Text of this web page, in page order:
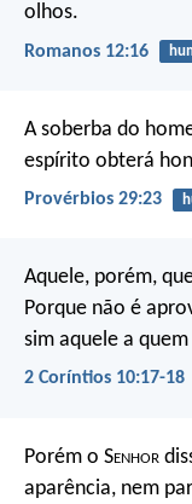
olhos.
Romanos 12:16
A soberba do
espírito obterá
Provérbios 29:23
Aquele, porém,
Porque não é
sim aquele a
2 Coríntios 10:17-18
Porém o Senhor
aparência, nem